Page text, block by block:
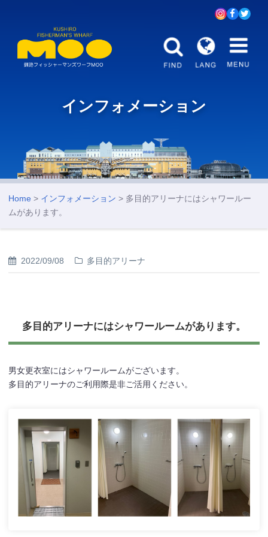
インフォメーション
Home > インフォメーション > 多目的アリーナにはシャワールー
ムがあります。
2022/09/08 多目的アリーナ
多目的アリーナにはシャワールームがあります。
男女更衣室にはシャワールームがございます。
多目的アリーナのご利用際是非ご活用ください。